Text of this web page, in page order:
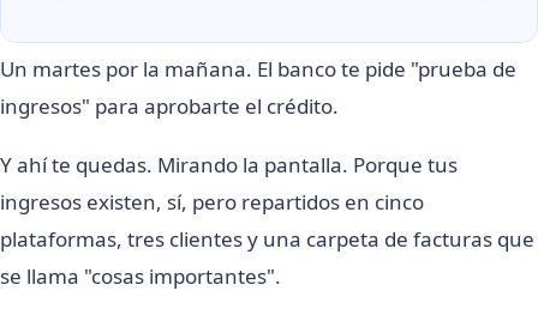
Un martes por la mañana. El banco te pide "prueba de
ingresos" para aprobarte el crédito.
Y ahí te quedas. Mirando la pantalla. Porque tus
ingresos existen, sí, pero repartidos en cinco
plataformas, tres clientes y una carpeta de facturas que
se llama "cosas importantes".